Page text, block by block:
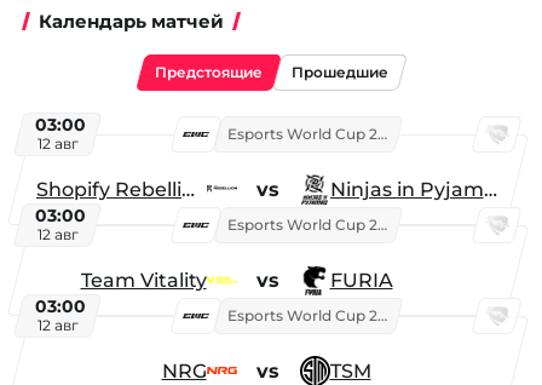
Календарь матчей
Предстоящие Прошедшие
03:00
12 авг
Esports World Cup 2026
Shopify Rebellion vs Ninjas in Pyjamas
03:00
12 авг
Esports World Cup 2026
Team Vitality vs FURIA
03:00
12 авг
Esports World Cup 2026
NRG vs TSM